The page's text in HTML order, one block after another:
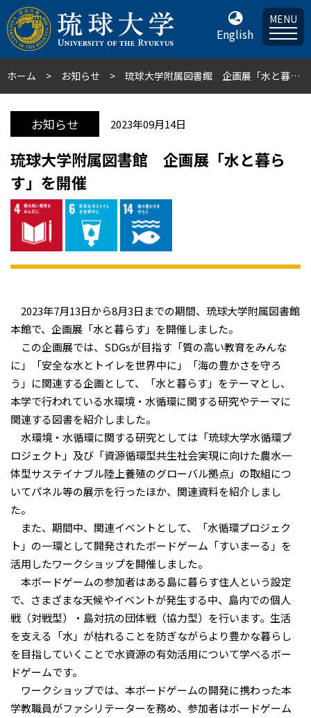
English
MENU
ホーム お知らせ 琉球大学附属図書館 企画展「水と暮らす」を開催
お知らせ 2023年09月14日
琉球大学附属図書館 企画展「水と暮ら
す」を開催
2023年7月13日から8月3日までの期間、琉球大学附属図書館
本館で、企画展「水と暮らす」を開催しました。
この企画展では、SDGsが目指す「質の高い教育をみんな
に」「安全な水とトイレを世界中に」「海の豊かさを守ろ
う」に関連する企画として、「水と暮らす」をテーマとし、
本学で行われている水環境・水循環に関する研究やテーマに
関連する図書を紹介しました。
水環境・水循環に関する研究としては「琉球大学水循環プ
ロジェクト」及び「資源循環型共生社会実現に向けた農水一
体型サステイナブル陸上養殖のグローバル拠点」の取組につ
いてパネル等の展示を行ったほか、関連資料を紹介しまし
た。
また、期間中、関連イベントとして、「水循環プロジェク
ト」の一環として開発されたボードゲーム「すいまーる」を
活用したワークショップを開催しました。
本ボードゲームの参加者はある島に暮らす住人という設定
で、さまざまな天候やイベントが発生する中、島内での個人
戦（対戦型）・島対抗の団体戦（協力型）を行います。生活
を支える「水」が枯れることを防ぎながらより豊かな暮らし
を目指していくことで水資源の有効活用について学べるボー
ドゲームです。
ワークショップでは、本ボードゲームの開発に携わった本
学教職員がファシリテーターを務め、参加者はボードゲーム